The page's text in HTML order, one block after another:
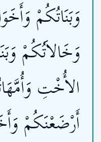
وَبَنَاتُكُمْ
وَخَالاَتُكُمْ
الأُخْتِ
أَرْضَعْنَكُمْ